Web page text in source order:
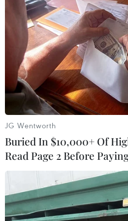
#Hài cốt liệt sỹ
#Giám định
#hài cốt các Liệt sỹ
JG Wentworth
Buried In $10,000+ Of
Read Page 2 Before